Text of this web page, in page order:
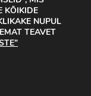
KÕIKIDE
NUPUL
TEAVET